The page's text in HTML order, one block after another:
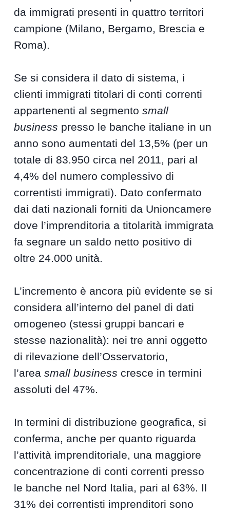
da immigrati presenti in quattro territori
campione (Milano, Bergamo, Brescia e
Roma).
Se si considera il dato di sistema, i
clienti immigrati titolari di conti correnti
appartenenti al segmentosmall
business presso le banche italiane in un
anno sono aumentati del 13,5% (per un
totale di 83.950 circa nel 2011, pari al
4,4% del numero complessivo di
correntisti immigrati). Dato confermato
dai dati nazionali forniti da Unioncamere
dove l’imprenditoria a titolarità immigrata
fa segnare un saldo netto positivo di
oltre 24.000 unità.
L’incremento è ancora più evidente se si
considera all’interno del panel di dati
omogeneo (stessi gruppi bancari e
stesse nazionalità): nei tre anni oggetto
di rilevazione dell’Osservatorio,
l’areasmall business cresce in termini
assoluti del 47%.
In termini di distribuzione geografica, si
conferma, anche per quanto riguarda
l’attività imprenditoriale, una maggiore
concentrazione di conti correnti presso
le banche nel Nord Italia, pari al 63%. Il
31% dei correntisti imprenditori sono